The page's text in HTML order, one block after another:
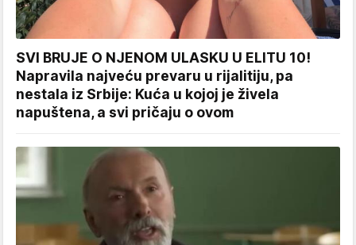
SVI BRUJE O NJENOM ULASKU U ELITU 10!
Napravila najveću prevaru u rijalitiju, pa
nestala iz Srbije: Kuća u kojoj je živela
napuštena, a svi pričaju o ovom